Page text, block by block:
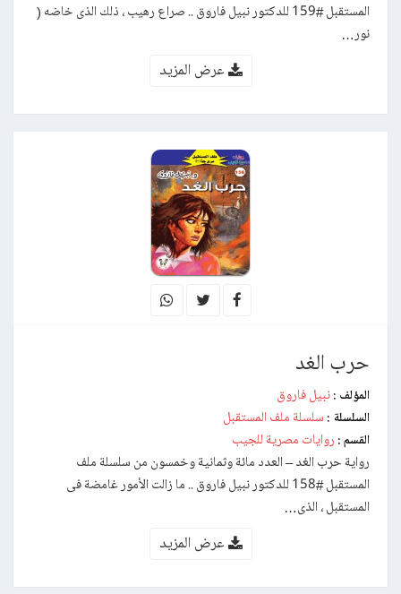
المستقبل #159 للدكتور نبيل فاروق .. صراع رهيب ، ذلك الذى خاضه (
نور…
عرض المزيد
حرب الغد
المؤلف : نبيل فاروق
السلسلة : سلسلة ملف المستقبل
القسم : روايات مصرية للجيب
رواية حرب الغد – العدد مائة وثمانية وخمسون من سلسلة ملف
المستقبل #158 للدكتور نبيل فاروق .. ما زالت الأمور غامضة فى
المستقبل ، الذى…
عرض المزيد